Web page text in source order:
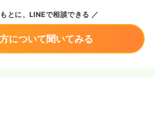
とに、LINEで相談できる
について聞いてみる